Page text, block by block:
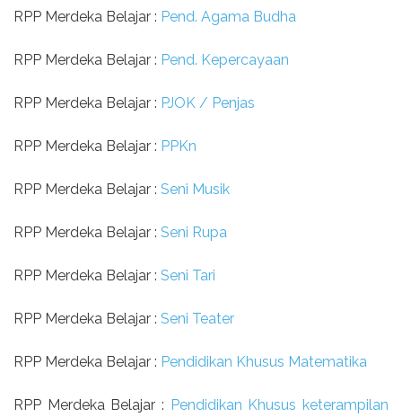
RPP Merdeka Belajar : Pend. Agama Budha
RPP Merdeka Belajar : Pend. Kepercayaan
RPP Merdeka Belajar : PJOK / Penjas
RPP Merdeka Belajar : PPKn
RPP Merdeka Belajar : Seni Musik
RPP Merdeka Belajar : Seni Rupa
RPP Merdeka Belajar : Seni Tari
RPP Merdeka Belajar : Seni Teater
RPP Merdeka Belajar : Pendidikan Khusus Matematika
RPP Merdeka Belajar : Pendidikan Khusus keterampilan